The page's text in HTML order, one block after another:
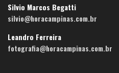
Silvio Marcos Begatti
silvio@horacampinas.com.br
Leandro Ferreira
fotografia@horacampinas.com.br